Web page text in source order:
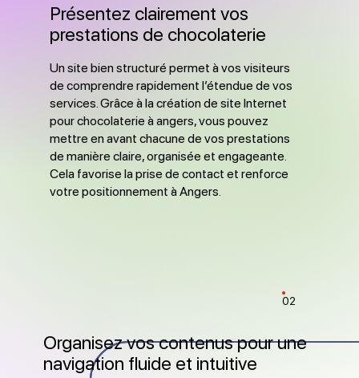
Présentez clairement vos
prestations de chocolaterie
Un site bien structuré permet à vos visiteurs
de comprendre rapidement l’étendue de vos
services. Grâce à la création de site Internet
pour chocolaterie à angers, vous pouvez
mettre en avant chacune de vos prestations
de manière claire, organisée et engageante.
Cela favorise la prise de contact et renforce
votre positionnement à Angers.
02
Organisez vos contenus pour une
navigation fluide et intuitive